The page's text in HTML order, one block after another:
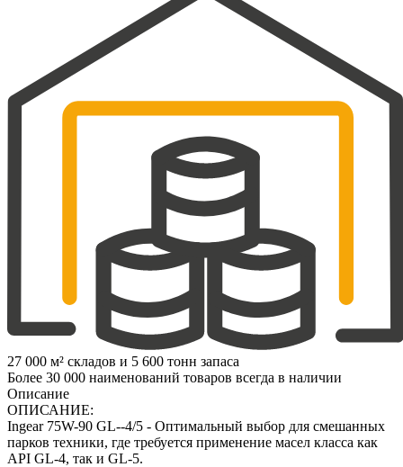
27 000 м² складов и 5 600 тонн запаса
Более 30 000 наименований товаров всегда в наличии
Описание
ОПИСАНИЕ:
Ingear 75W-90 GL--4/5 - Оптимальный выбор для смешанных
парков техники, где требуется применение масел класса как
API GL-4, так и GL-5.